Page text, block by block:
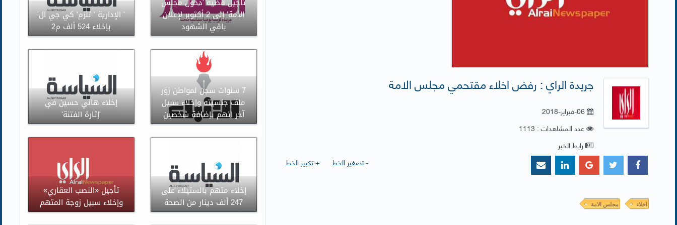
جريدة الراي : رفض اخلاء مقتحمي مجلس الامة
06-فبراير-2018
عدد المشاهدات : 1113
رابط الخبر
+ تكبير الخط
- تصغير الخط
اخلاء مجلس الامة
' الإدارية ' تلزم' كي جي ال'
بإخلاء 524 ألف م2
الأمة' إلى 2 أكتوبر لإعلان
باقي الشهود
إخلاء هاني حسين في
'إثارة الفتنة'
7 سنوات سجن لمواطن زوَر
ملف جنسيته وإخلاء سبيل
آخر اتهم بإضافة شخصين
تأجيل «النصب العقاري»
وإخلاء سبيل زوجة المتهم
إخلاء متهم بالستيلاء على
247 ألف دينار من الصحة